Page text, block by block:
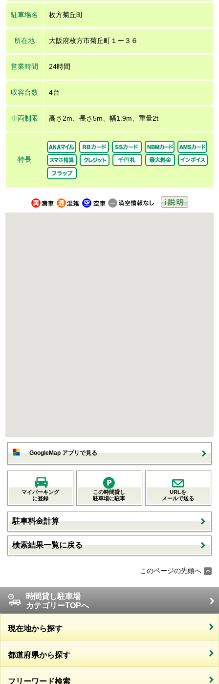
駐車場名 枚方菊丘町
所在地 大阪府枚方市菊丘町１ー３６
営業時間 24時間
収容台数 4台
車両制限 高さ2m、長さ5m、幅1.9m、重量2t
特長
GoogleMap アプリで見る
マイパーキング
に登録
この時間貸し
駐車場に駐車
URLを
メールで送る
駐車料金計算
検索結果一覧に戻る
このページの先頭へ
時間貸し駐車場
カテゴリーTOPへ
現在地から探す
都道府県から探す
フリーワード検索